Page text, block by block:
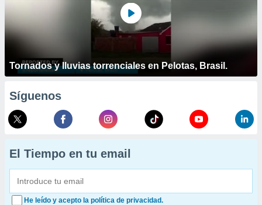
Tornados y lluvias torrenciales en Pelotas, Brasil.
Síguenos
El Tiempo en tu email
He leído y acepto la política de privacidad.